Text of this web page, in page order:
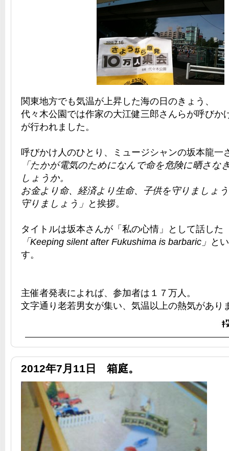
関東地方でも気温が上昇した海の日のきょう、
代々木公園では作家の大江健三郎さんらが呼びか
が行われました。
呼びかけ人のひとり、ミュージシャンの坂本龍一
「たかが電気のためになんで命を危険に晒さな
しょうか。
お金より命、経済より生命、子供を守りましょ
守りましょう」 と挨拶。
タイトルは坂本さんが「私の心情」として話した
「Keeping silent after Fukushima is barbaric」 と
す。
主催者発表によれば、参加者は１７万人。
文字通り老若男女が集い、気温以上の熱気があり
2012年7月11日 箱庭。